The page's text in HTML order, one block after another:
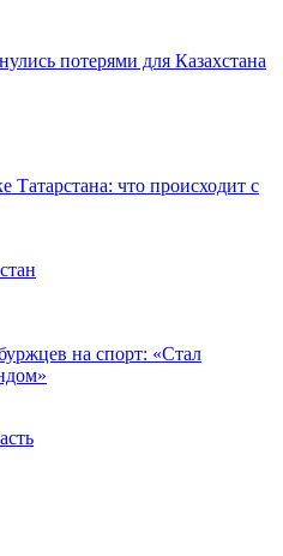
потерями для Казахстана
что происходит с
на спорт: «Стал